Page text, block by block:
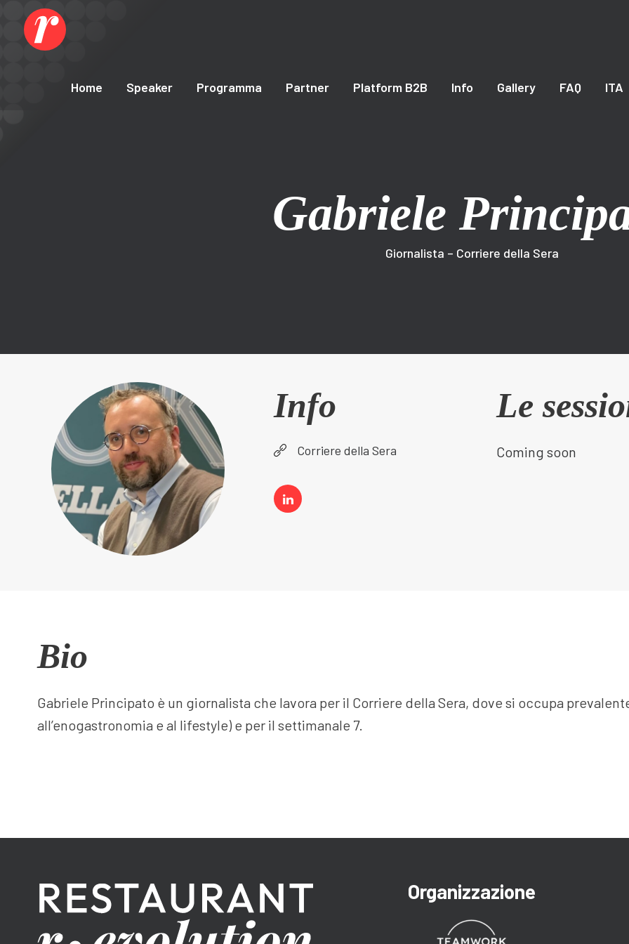
Home Speaker Programma Partner Platform B2B Info Gallery FAQ ITA
Gabriele
Giornalista – Corriere della Sera
Info
Corriere della Sera
Le
Coming soon
Bio
Gabriele Principato è un giornalista che lavora per il Corriere della Sera, dove si occupa
all’enogastronomia e al lifestyle) e per il settimanale 7.
Organizzazione